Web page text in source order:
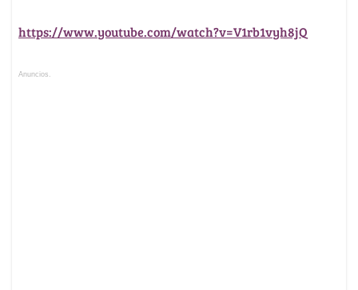
https://www.youtube.com/watch?v=V1rb1vyh8jQ
Anuncios.